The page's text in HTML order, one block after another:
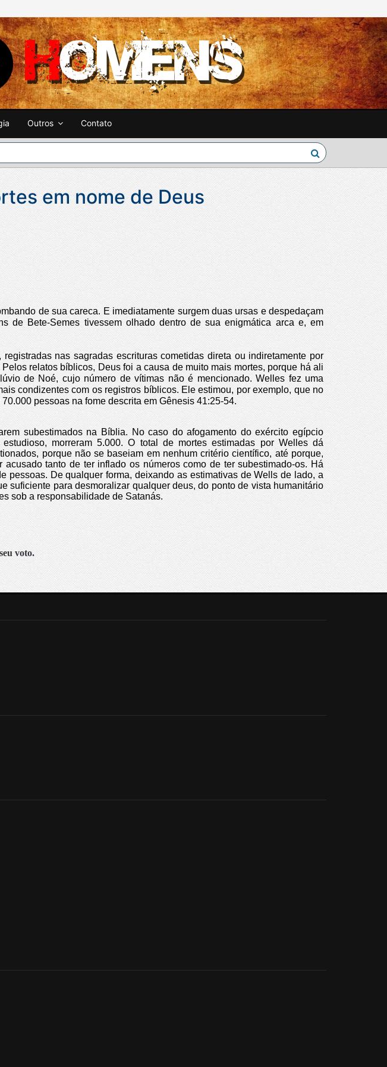
Outros Contato
em nome de Deus
de sua careca. E imediatamente surgem duas ursas e despedaçam
de Bete-Semes tivessem olhado dentro de sua enigmática arca e, em
nas sagradas escrituras cometidas direta ou indiretamente por
Pelos relatos bíblicos, Deus foi a causa de muito mais mortes, porque há ali
de Noé, cujo número de vítimas não é mencionado.Welles fez uma
condizentes com os registros bíblicos. Ele estimou, por exemplo, que no
pessoas na fome descrita em Gênesis 41:25-54.
subestimados na Bíblia. No caso do afogamento do exército egípcio
morreram 5.000. O total de mortes estimadas por Welles dá
porque não se baseiam em nenhum critério científico, até porque,
tanto de ter inflado os números como de ter subestimado-os. Há
De qualquer forma, deixando as estimativas de Wells de lado, a
suficiente para desmoralizar qualquer deus, do ponto de vista humanitário
sob a responsabilidade de Satanás.
voto.